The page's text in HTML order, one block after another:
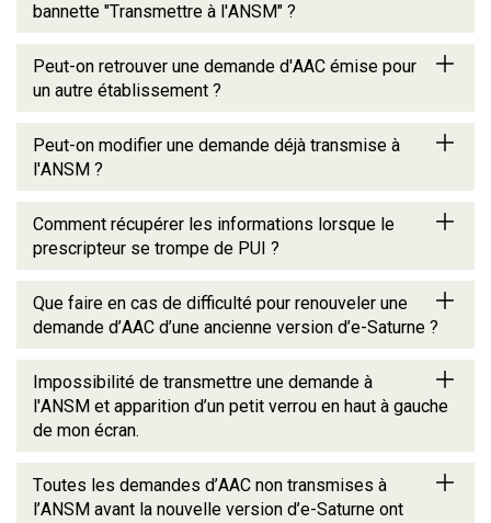
bannette "Transmettre à l'ANSM" ?
Peut-on retrouver une demande d'AAC émise pour
un autre établissement ?
Peut-on modifier une demande déjà transmise à
l'ANSM ?
Comment récupérer les informations lorsque le
prescripteur se trompe de PUI ?
Que faire en cas de difficulté pour renouveler une
demande d’AAC d’une ancienne version d’e-Saturne ?
Impossibilité de transmettre une demande à
l'ANSM et apparition d’un petit verrou en haut à gauche
de mon écran.
Toutes les demandes d’AAC non transmises à
l’ANSM avant la nouvelle version d’e-Saturne ont